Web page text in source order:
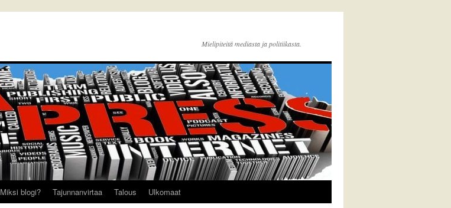
Mielipiteitä mediasta ja politiikasta.
Miksi blogi? Tajunnanvirtaa Talous Ulkomaat